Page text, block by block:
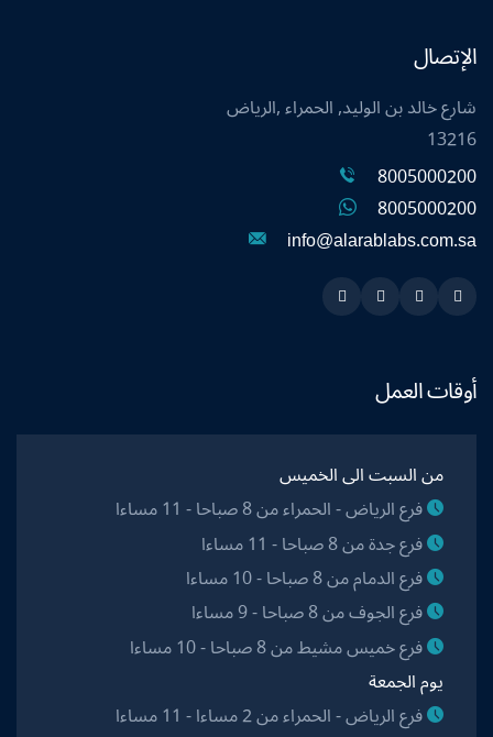
الإتصال
شارع خالد بن الوليد, الحمراء ,الرياض
13216
8005000200
8005000200
info@alarablabs.com.sa
Snapchat
Twitter
Linkedin
Instagram
أوقات العمل
من السبت الى الخميس
فرع الرياض - الحمراء من 8 صباحا - 11 مساءا
فرع جدة من 8 صباحا - 11 مساءا
فرع الدمام من 8 صباحا - 10 مساءا
فرع الجوف من 8 صباحا - 9 مساءا
فرع خميس مشيط من 8 صباحا - 10 مساءا
يوم الجمعة
فرع الرياض - الحمراء من 2 مساءا - 11 مساءا